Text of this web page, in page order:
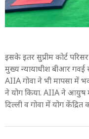
इसके इतर सुप्रीम कोर्ट
मुख्य न्यायाधीश बीआर गवई
AIIA गोवा ने भी मापसा में
ने योग किया. AIIA ने आयुष
दिल्ली व गोवा में योग